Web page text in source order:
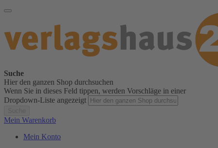
Suche
Hier den ganzen Shop durchsuchen
Wenn Sie in dieses Feld tippen, werden Vorschläge in einer
Dropdown-Liste angezeigt
Mein Warenkorb
Mein Konto